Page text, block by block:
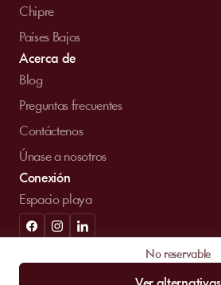
No reservable
Chipre
Países Bajos
Acerca de
Blog
Preguntas frecuentes
Contáctenos
Únase a nosotros
Conexión
Espacio playa
Condiciones de usoPolítica de